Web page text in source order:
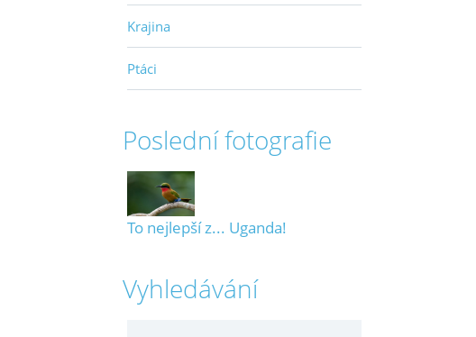
Krajina
Ptáci
Poslední fotografie
To nejlepší z... Uganda!
Vyhledávání